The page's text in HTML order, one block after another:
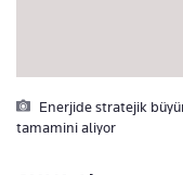
Enerjide stratejik
tamamini aliyor